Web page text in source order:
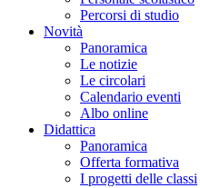
Percorsi di studio
Novità
Panoramica
Le notizie
Le circolari
Calendario eventi
Albo online
Didattica
Panoramica
Offerta formativa
I progetti delle classi